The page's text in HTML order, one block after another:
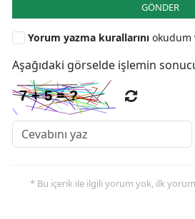
GÖNDER
Yorum yazma kurallarını okudum
Aşağıdaki görselde işlemin
* Bu içerik ile ilgili yorum yok, ilk